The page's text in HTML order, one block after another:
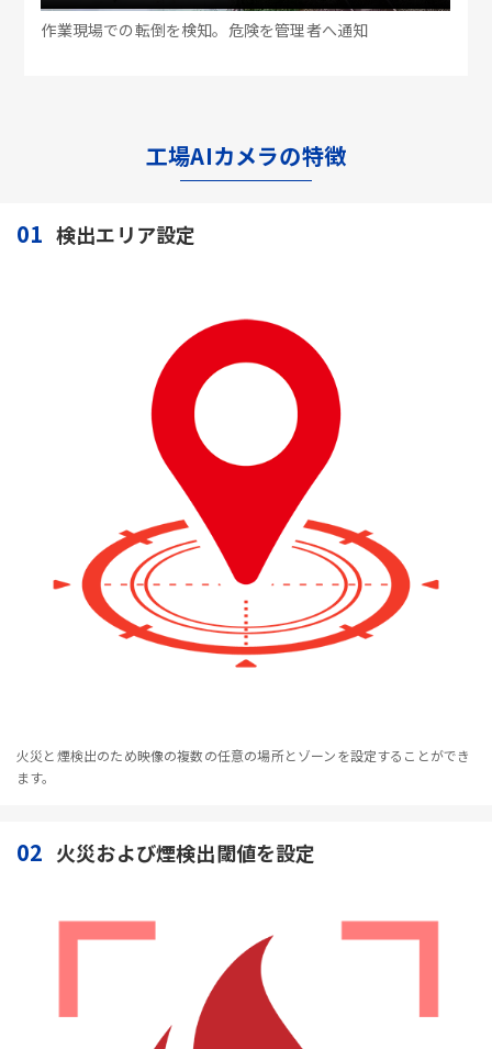
作業現場での転倒を検知。危険を管理者へ通知
工場AIカメラの特徴
01 検出エリア設定
火災と煙検出のため映像の複数の任意の場所とゾーンを設定することができ
ます。
02 火災および煙検出閾値を設定